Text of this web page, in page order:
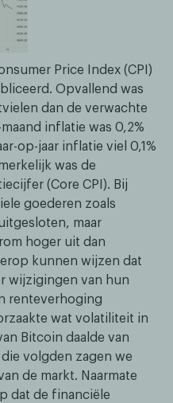
Price Index (CPI)
Opvallend was
dan de verwachte
inflatie was 0,2%
op-jaar inflatie viel 0,1%
was de
(Core CPI). Bij
goederen zoals
maar
hoger uit dan
kunnen wijzen dat
wijzigingen van hun
renteverhoging
wat volatiliteit in
Bitcoin daalde van
die volgden zagen we
de markt. Naarmate
dat de financiële